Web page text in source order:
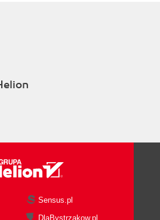
Sensus.pl
DlaBystrzakow.pl